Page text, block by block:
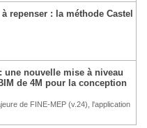
repenser : la méthode Castel
une nouvelle mise à niveau
de 4M pour la conception
de FINE-MEP (v.24), l'application